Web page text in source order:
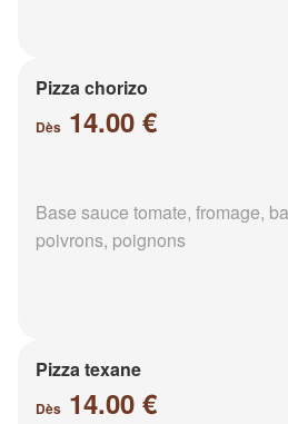
Pizza chorizo
Dès 14.00 €
Base sauce tomate, fromage,
poivrons, poignons
Pizza texane
Dès 14.00 €